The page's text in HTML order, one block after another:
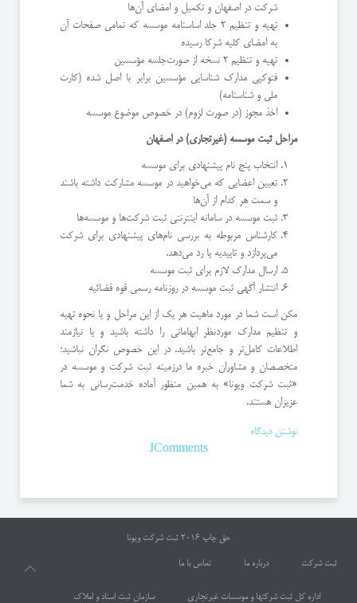
شرکت در اصفهان و تکمیل و امضای آن‌ها
تهیه و تنظیم 2 جلد اساسنامه موسسه که تمامی صفحات آن
به امضای کلیه شرکا رسیده
تهیه و تنظیم 2 نسخه از صورت‌جلسه مؤسسین
فتوکپی مدارک شناسایی مؤسسین برابر با اصل شده (کارت
ملی و شناسنامه)
اخذ مجوز (در صورت لزوم) در خصوص موضوع موسسه
مراحل ثبت موسسه (غیرتجاری) در اصفهان
انتخاب پنج نام پیشنهادی برای موسسه
تعیین اعضایی که می‌خواهید در موسسه مشارکت داشته باشند
و سمت هر کدام از آن‌ها
ثبت موسسه در سامانه اینترنتی ثبت شرکت‌ها و موسسه‌ها
کارشناس مربوطه به بررسی نام‌های پیشنهادی برای شرکت
می‌پردازد و تاییدیه یا رد می‌دهد.
ارسال مدارک لازم برای ثبت موسسه
انتشار آگهی ثبت موسسه در روزنامه‌ رسمی قوه قضائیه
مکن است شما در مورد ماهیت هر یک از این مراحل و یا نحوه تهیه
و تنظیم مدارک موردنظر ابهاماتی را داشته باشید و یا نیازمند
اطلاعات کامل‌تر و جامع‌تر باشید. در این خصوص نگران نباشید؛
متخصصان و مشاوران خبره ما درزمینه ثبت شرکت و موسسه در
«ثبت شرکت ویونا» به همین منظور آماده خدمت‌رسانی به شما
عزیزان هستند.
نوشتن دیدگاه
JComments
حق چاپ 2016 ثبت شرکت ویونا
ثبت شرکت درباره ما تماس با ما
اداره کل ثبت شرکتها و موسسات غیرتجاری سازمان ثبت اسناد و املاک